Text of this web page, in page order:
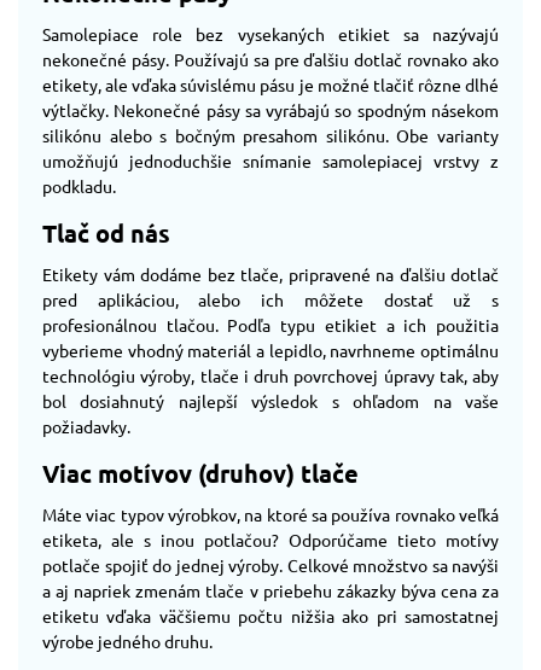
Samolepiace role bez vysekaných etikiet sa nazývajú
nekonečné pásy. Používajú sa pre ďalšiu dotlač rovnako ako
etikety, ale vďaka súvislému pásu je možné tlačiť rôzne dlhé
výtlačky. Nekonečné pásy sa vyrábajú so spodným násekom
silikónu alebo s bočným presahom silikónu. Obe varianty
umožňujú jednoduchšie snímanie samolepiacej vrstvy z
podkladu.
Tlač od nás
Etikety vám dodáme bez tlače, pripravené na ďalšiu dotlač
pred aplikáciou, alebo ich môžete dostať už s
profesionálnou tlačou. Podľa typu etikiet a ich použitia
vyberieme vhodný materiál a lepidlo, navrhneme optimálnu
technológiu výroby, tlače i druh povrchovej úpravy tak, aby
bol dosiahnutý najlepší výsledok s ohľadom na vaše
požiadavky.
Viac motívov (druhov) tlače
Máte viac typov výrobkov, na ktoré sa používa rovnako veľká
etiketa, ale s inou potlačou? Odporúčame tieto motívy
potlače spojiť do jednej výroby. Celkové množstvo sa navýši
a aj napriek zmenám tlače v priebehu zákazky býva cena za
etiketu vďaka väčšiemu počtu nižšia ako pri samostatnej
výrobe jedného druhu.